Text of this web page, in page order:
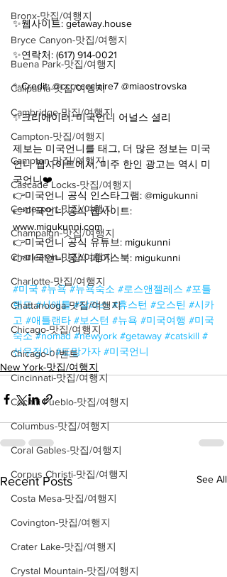
Bronx-맛집/여행지
Bryce Canyon-맛집/여행지
Buena Park-맛집/여행지
Calipatria-맛집/여행지
Cambridge-맛집/여행지
Campton-맛집/여행지
Campton-맛집/여행지
Cascade Locks-맛집/여행지
Centerport-맛집/여행지
Champaign-맛집/여행지
Charleston-맛집/여행지
Charlotte-맛집/여행지
Chattanooga-맛집/여행지
Chicago-맛집/여행지
Chicago-이벤트
Cincinnati-맛집/여행지
Cochiti Pueblo-맛집/여행지
Columbus-맛집/여행지
Coral Gables-맛집/여행지
Corpus Christi-맛집/여행지
Costa Mesa-맛집/여행지
Covington-맛집/여행지
Crater Lake-맛집/여행지
Crystal Mountain-맛집/여행지
✨웹사이트: getaway.house
✨연락처: (617) 914-0021
✨Credit: @ccccccclaire7 @miaostrovska
✨크리에이터: 미국언니 어널스 셜리
제보는 미국언니를 태그, 더 많은 정보는 미국
언니 웹사이트에서, 미주 한인 광고는 역시 미
국언니❤️
👉미국언니 공식 인스타그램: @migukunni
👉미국언니 공식 웹사이트:
www.migukunni.com
👉미국언니 공식 유튜브: migukunni
👉미국언니 공식 페이스북: migukunni
#미국 #뉴욕 #뉴욕숙소 #로스앤젤레스 #포틀
랜드 #시애틀 #달라스 #휴스턴 #오스틴 #시카
고 #애틀랜타 #보스턴 #뉴욕 #미국여행 #미국
숙소 #nomad #newyork #getaway #catskill #
선우정아 #도망가자 #미국언니
New York-맛집/여행지
Recent Posts See All